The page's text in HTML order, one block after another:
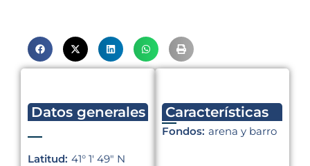
Datos generales
Latitud:
41° 1′ 49″ N
Características
Fondos: arena y barro